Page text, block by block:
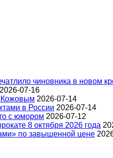
чиновника в новом
2026-07-16
Кожовым 2026-07-14
в России 2026-07-14
с юмором 2026-07-12
8 октября 2026 года
по завышенной цене